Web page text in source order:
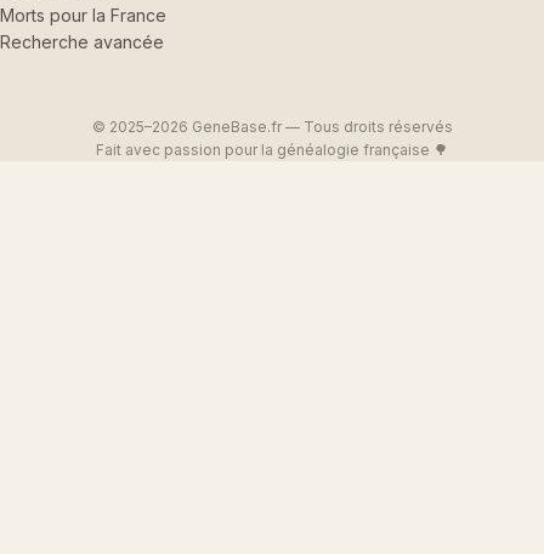
Morts pour la France
Recherche avancée
© 2025–2026 GeneBase.fr — Tous droits réservés
Fait avec passion pour la généalogie française 🌳